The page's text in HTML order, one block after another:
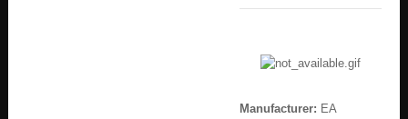
Manufacturer: EA